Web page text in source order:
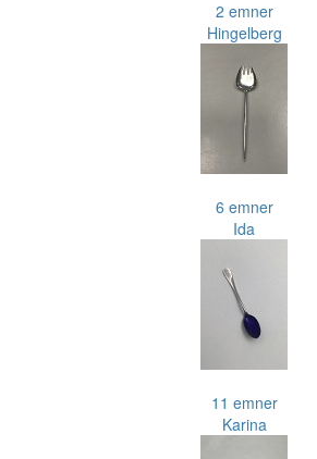
2 emner
Hingelberg
6 emner
Ida
11 emner
Karina